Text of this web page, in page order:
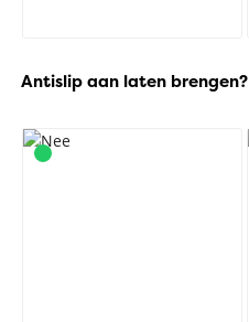
Antislip aan laten brengen?